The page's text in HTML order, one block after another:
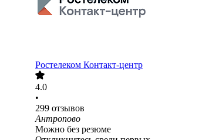
Ростелеком Контакт-центр
4.0
•
299 отзывов
Антропово
Можно без резюме